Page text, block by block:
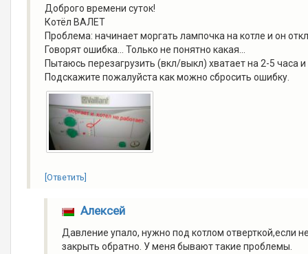
Доброго времени суток!
Котёл ВАЛЕТ
Проблема: начинает моргать лампочка на котле и он
Говорят ошибка... Только не понятно какая...
Пытаюсь перезагрузить (вкл/выкл) хватает на 2-5 часа
Подскажите пожалуйста как можно сбросить ошибку.
[Ответить]
Алексей
Давление упало, нужно под котлом отверткой,если
закрыть обратно. У меня бывают такие проблемы.